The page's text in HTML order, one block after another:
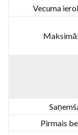
Vecuma
Pirmais